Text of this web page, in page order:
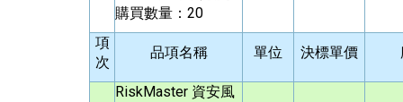
購買數量：20
項
次
品項名稱 單位 決標單價
RiskMaster 資安風